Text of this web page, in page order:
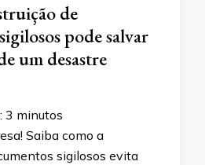
de
pode salvar
um desastre
3 minutos
Saiba como a
sigilosos evita